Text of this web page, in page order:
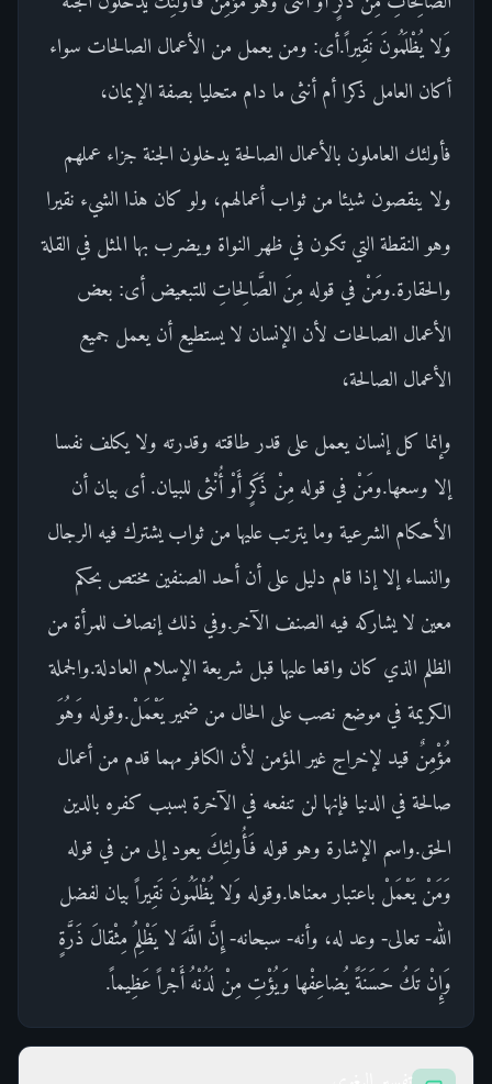
وَلا يُظْلَمُونَ نَقِيراً.أى: ومن يعمل من الأعمال الصالحات سواء
أكان العامل ذكرا أم أنثى ما دام متحليا بصفة الإيمان،
فأولئك العاملون بالأعمال الصالحة يدخلون الجنة جزاء عملهم
ولا ينقصون شيئا من ثواب أعمالهم، ولو كان هذا الشيء نقيرا
وهو النقطة التي تكون في ظهر النواة ويضرب بها المثل في القلة
والحقارة.ومَنْ في قوله مِنَ الصَّالِحاتِ للتبعيض أى: بعض
الأعمال الصالحات لأن الإنسان لا يستطيع أن يعمل جميع
الأعمال الصالحة،
وإنما كل إنسان يعمل على قدر طاقته وقدرته ولا يكلف نفسا
إلا وسعها.ومَنْ في قوله مِنْ ذَكَرٍ أَوْ أُنْثى للبيان. أى بيان أن
الأحكام الشرعية وما يترتب عليها من ثواب يشترك فيه الرجال
والنساء إلا إذا قام دليل على أن أحد الصنفين مختص بحكم
معين لا يشاركه فيه الصنف الآخر.وفي ذلك إنصاف للمرأة من
الظلم الذي كان واقعا عليها قبل شريعة الإسلام العادلة.والجملة
الكريمة في موضع نصب على الحال من ضمير يَعْمَلْ.وقوله وَهُوَ
مُؤْمِنٌ قيد لإخراج غير المؤمن لأن الكافر مهما قدم من أعمال
صالحة في الدنيا فإنها لن تنفعه في الآخرة بسبب كفره بالدين
الحق.واسم الإشارة وهو قوله فَأُولئِكَ يعود إلى من في قوله
وَمَنْ يَعْمَلْ باعتبار معناها.وقوله وَلا يُظْلَمُونَ نَقِيراً بيان لفضل
الله- تعالى- وعد له، وأنه- سبحانه- إِنَّ اللَّهَ لا يَظْلِمُ مِثْقالَ ذَرَّةٍ
وَإِنْ تَكُ حَسَنَةً يُضاعِفْها وَيُؤْتِ مِنْ لَدُنْهُ أَجْراً عَظِيماً.